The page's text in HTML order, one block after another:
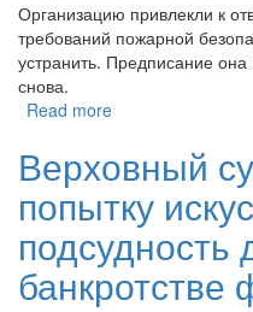
Организацию привлекли к
требований пожарной
устранить. Предписание
снова.
Read more
Верховный
попытку
подсудность
банкротстве